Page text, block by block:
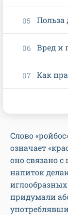
Слово
означает
оно связано с
напиток
придумали
Вред и
Как